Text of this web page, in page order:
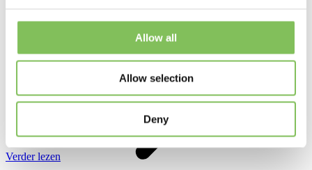
Allow all
Allow selection
Deny
We zijn lokaal circulair en dichtbij in Europa
Samen nemen we verantwoordelijkheid voor hergebruik
Verder lezen